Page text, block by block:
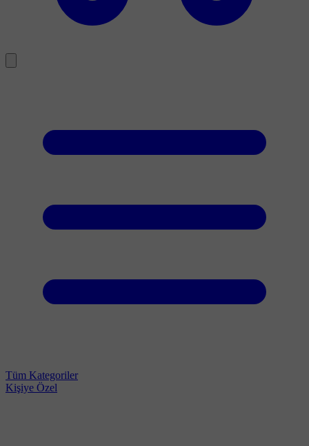
Tüm Kategoriler
Kişiye Özel